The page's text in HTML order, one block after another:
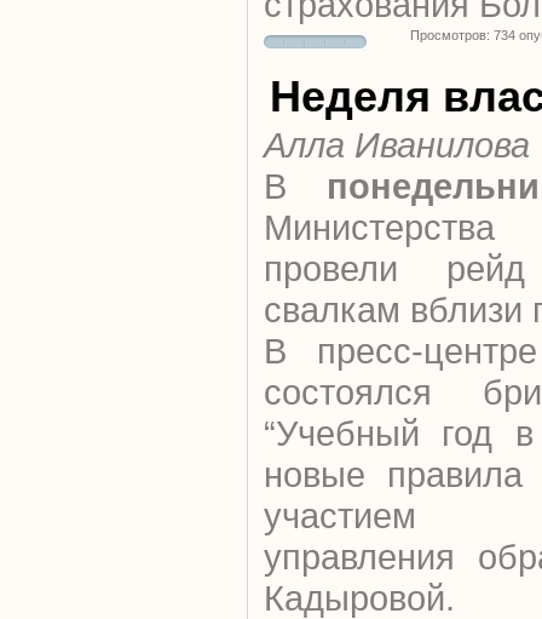
Просмотров: 734
Неделя
Алла Иванилова
В
провели
свалкам вблизи
В пресс-
состоялся
“Учебный год
новые
участием
управления
Кадыровой.